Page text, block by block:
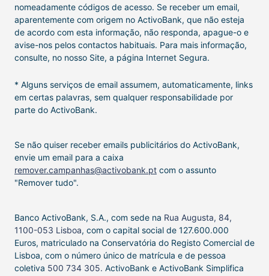
nomeadamente códigos de acesso. Se receber um email,
aparentemente com origem no ActivoBank, que não esteja
de acordo com esta informação, não responda, apague-o e
avise-nos pelos contactos habituais. Para mais informação,
consulte, no nosso Site, a página Internet Segura.
* Alguns serviços de email assumem, automaticamente, links
em certas palavras, sem qualquer responsabilidade por
parte do ActivoBank.
Se não quiser receber emails publicitários do ActivoBank,
envie um email para a caixa
remover.campanhas@activobank.pt com o assunto
"Remover tudo".
Banco ActivoBank, S.A., com sede na Rua Augusta, 84,
1100-053 Lisboa, com o capital social de 127.600.000
Euros, matriculado na Conservatória do Registo Comercial de
Lisboa, com o número único de matrícula e de pessoa
coletiva 500 734 305. ActivoBank e ActivoBank Simplifica